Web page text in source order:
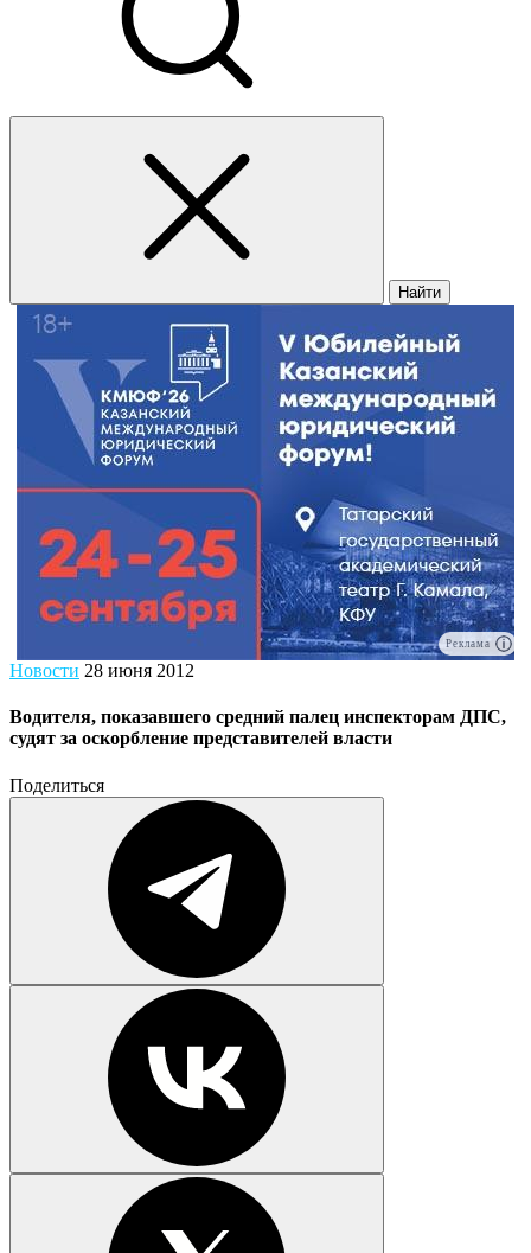
Найти
Реклама
Новости 28 июня 2012
Водителя, показавшего средний палец инспекторам ДПС,
судят за оскорбление представителей власти
Поделиться